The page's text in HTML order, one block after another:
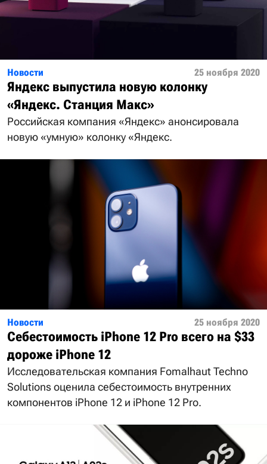
Новости 25 ноября 2020
Яндекс выпустила новую колонку
«Яндекс. Станция Макс»
Российская компания «Яндекс» анонсировала
новую «умную» колонку «Яндекс.
Новости 25 ноября 2020
Себестоимость iPhone 12 Pro всего на $33
дороже iPhone 12
Исследовательская компания Fomalhaut Techno
Solutions оценила себестоимость внутренних
компонентов iPhone 12 и iPhone 12 Pro.